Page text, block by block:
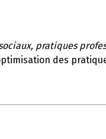
pratiques
des